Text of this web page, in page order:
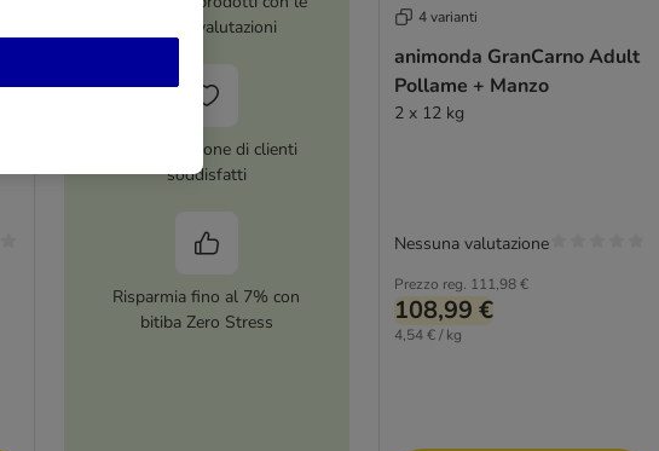
migliori valutazioni
Più di 1 milione di clienti
soddisfatti
Risparmia fino al 7% con
bitiba Zero Stress
4 varianti
animonda GranCarno Adult
Pollame + Manzo
2 x 12 kg
Prezzo reg. 111,98 €
108,99 €
4,54 € / kg
Nessuna valutazione